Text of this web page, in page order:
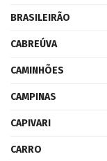
BRASILEIRÃO
CABREÚVA
CAMINHÕES
CAMPINAS
CAPIVARI
CARRO